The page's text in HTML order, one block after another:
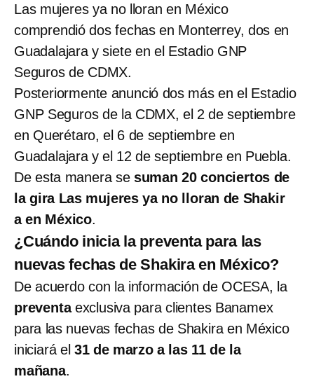
Las mujeres ya no lloran en México
comprendió dos fechas en Monterrey, dos en
Guadalajara y siete en el Estadio GNP
Seguros de CDMX.
Posteriormente anunció dos más en el Estadio
GNP Seguros de la CDMX, el 2 de septiembre
en Querétaro, el 6 de septiembre en
Guadalajara y el 12 de septiembre en Puebla.
De esta manera se suman 20 conciertos de
la gira Las mujeres ya no lloran de Shakir
a en México.
¿Cuándo inicia la preventa para las
nuevas fechas de Shakira en México?
De acuerdo con la información de OCESA, la
preventaexclusiva para clientes Banamex
para las nuevas fechas de Shakira en México
iniciará el 31 de marzo a las 11 de la
mañana.